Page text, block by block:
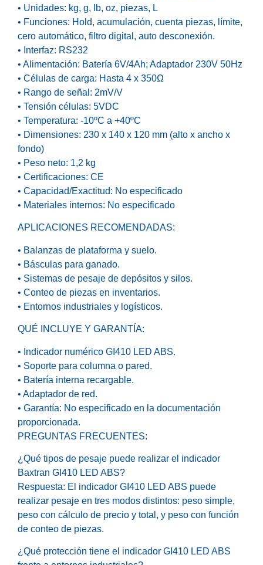
• Unidades: kg, g, lb, oz, piezas, L
• Funciones: Hold, acumulación, cuenta piezas, límite,
cero automático, filtro digital, auto desconexión.
• Interfaz: RS232
• Alimentación: Batería 6V/4Ah; Adaptador 230V 50Hz
• Células de carga: Hasta 4 x 350Ω
• Rango de señal: 2mV/V
• Tensión células: 5VDC
• Temperatura: -10ºC a +40ºC
• Dimensiones: 230 x 140 x 120 mm (alto x ancho x
fondo)
• Peso neto: 1,2 kg
• Certificaciones: CE
• Capacidad/Exactitud: No especificado
• Materiales internos: No especificado
APLICACIONES RECOMENDADAS:
• Balanzas de plataforma y suelo.
• Básculas para ganado.
• Sistemas de pesaje de depósitos y silos.
• Conteo de piezas en inventarios.
• Entornos industriales y logísticos.
QUÉ INCLUYE Y GARANTÍA:
• Indicador numérico GI410 LED ABS.
• Soporte para columna o pared.
• Batería interna recargable.
• Adaptador de red.
• Garantía: No especificado en la documentación
proporcionada.
PREGUNTAS FRECUENTES:
¿Qué tipos de pesaje puede realizar el indicador
Baxtran GI410 LED ABS?
Respuesta: El indicador GI410 LED ABS puede
realizar pesaje en tres modos distintos: peso simple,
peso con cálculo de precio y total, y peso con función
de conteo de piezas.
¿Qué protección tiene el indicador GI410 LED ABS